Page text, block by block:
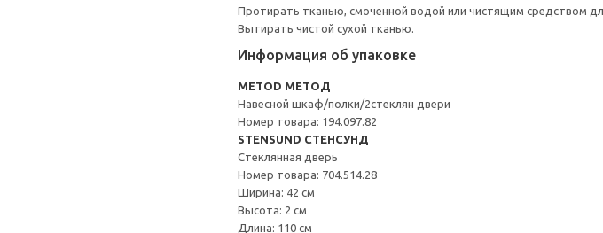
Протирать тканью, смоченной водой или чистящим средством
Вытирать чистой сухой тканью.
Информация об упаковке
METOD МЕТОД
Навесной шкаф/полки/2стеклян двери
Номер товара: 194.097.82
STENSUND СТЕНСУНД
Стеклянная дверь
Номер товара: 704.514.28
Ширина: 42 см
Высота: 2 см
Длина: 110 см